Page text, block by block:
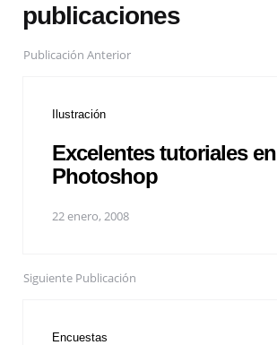
publicaciones
Publicación Anterior
Ilustración
Excelentes tutoriales en
Photoshop
22 enero, 2008
Siguiente Publicación
Encuestas